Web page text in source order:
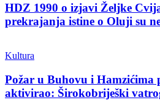
HDZ 1990 o izjavi Željke
prekrajanja istine o Oluji su
Kultura
Požar u Buhovu i Hamzićima
aktivirao: Širokobriješki